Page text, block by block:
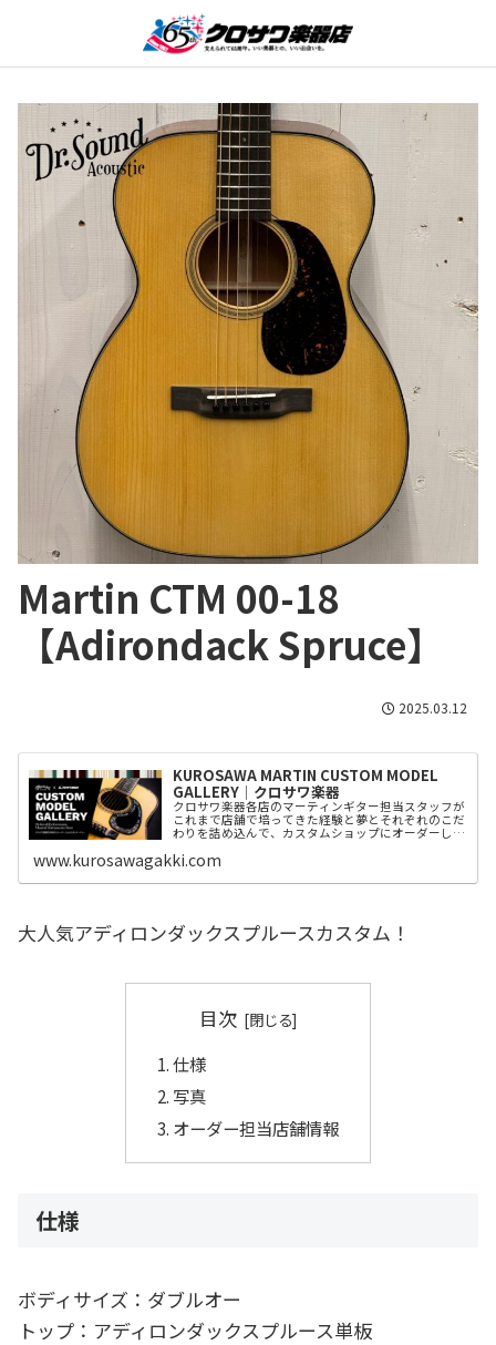
Martin CTM 00-18
【Adirondack Spruce】
2025.03.12
KUROSAWA MARTIN CUSTOM MODEL
GALLERY│クロサワ楽器
クロサワ楽器各店のマーティンギター担当スタッフが
これまで店舗で培ってきた経験と夢とそれぞれのこだ
わりを詰め込んで、カスタムショップにオーダーした
www.kurosawagakki.com
大人気アディロンダックスプルースカスタム！
目次
仕様
写真
オーダー担当店舗情報
仕様
ボディサイズ：ダブルオー
トップ：アディロンダックスプルース単板